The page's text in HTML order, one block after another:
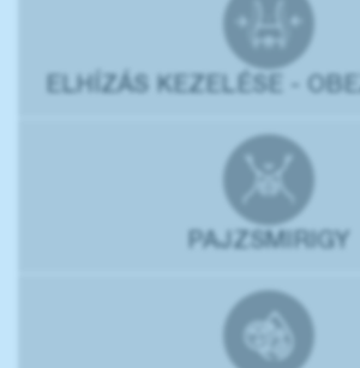
ELHÍZÁS KEZELÉSE -
PAJZSMIRIGY